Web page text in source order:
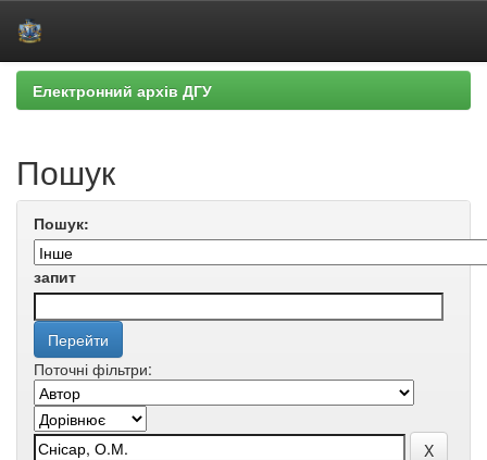
Skip
navigation
Електронний архів ДГУ
Пошук
Пошук:
запит
Поточні фільтри: